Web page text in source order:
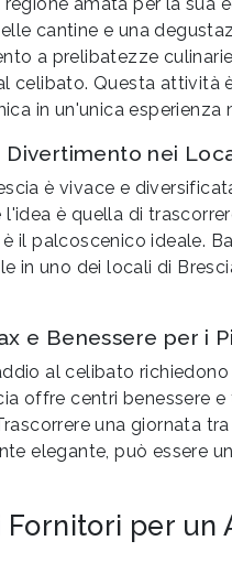
cantine e una
a prelibatezze
celibato. Questa attività
in un'unica esperienza
Divertimento nei
è vivace e
l'idea è quella di
il palcoscenico ideale.
in uno dei locali di
e Benessere per i
al celibato
offre centri benessere
una giornata
elegante, può essere
Fornitori per